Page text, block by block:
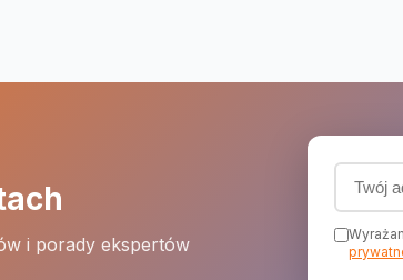
i porady ekspertów
Adres